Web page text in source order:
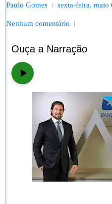
Paulo Gomes sexta-feira, maio
Nenhum comentário
Ouça a Narração